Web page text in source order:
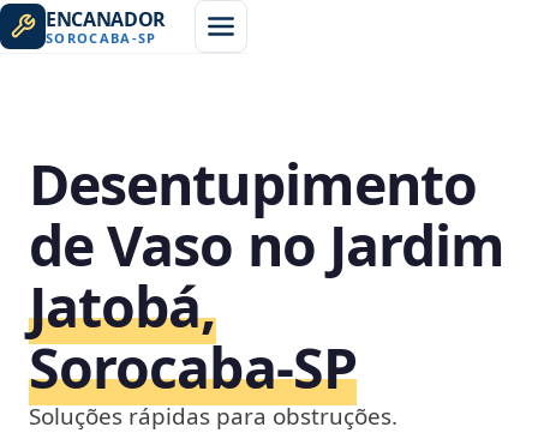
ENCANADOR
SOROCABA -SP
Desentupimento
de Vaso no Jardim
Jatobá,
Sorocaba‑SP
Soluções rápidas para obstruções.